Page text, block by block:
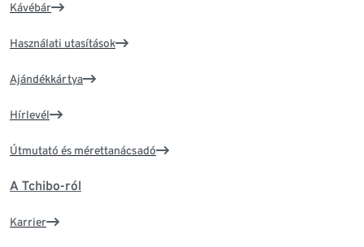
Kávébár
Használati utasítások
Ajándékkártya
Hírlevél
Útmutató és mérettanácsadó
A Tchibo-ról
Karrier